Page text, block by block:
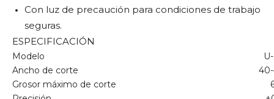
Con luz de precaución para condiciones de trabajo
seguras.
ESPECIFICACIÓN
Modelo
Ancho de corte
Grosor máximo de corte